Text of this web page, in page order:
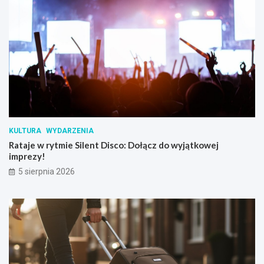
KULTURA WYDARZENIA
Rataje w rytmie Silent Disco: Dołącz do wyjątkowej
imprezy!
5 sierpnia 2026